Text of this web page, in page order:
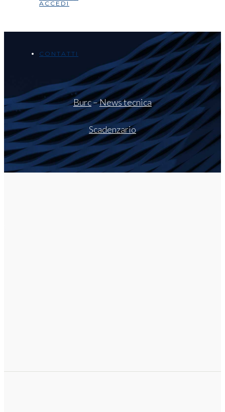
ACCEDI
CONTATTI
Burc–News tecnica
Scadenzario